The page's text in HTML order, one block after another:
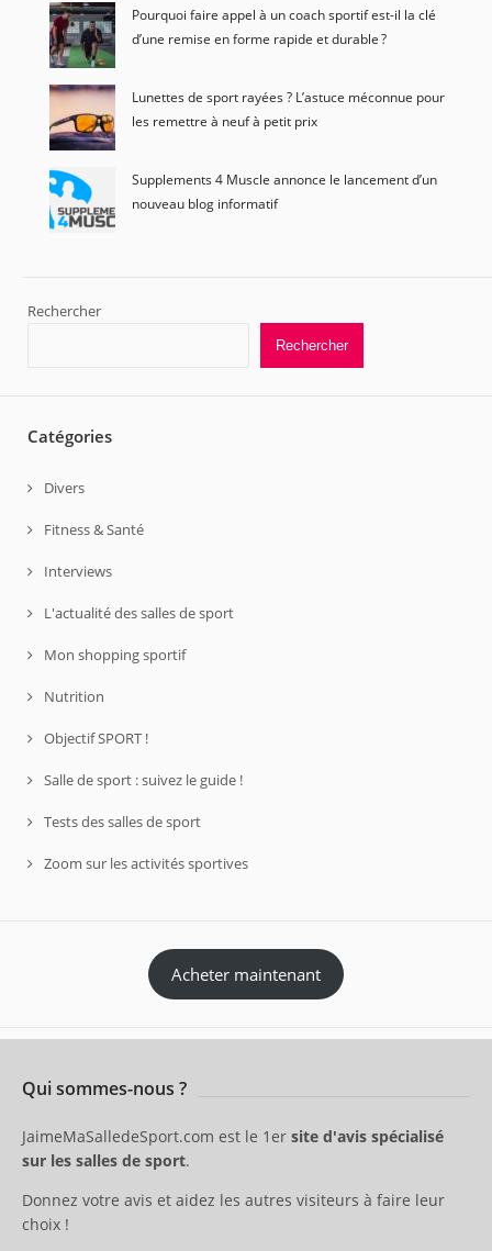
Pourquoi faire appel à un coach sportif est-il la clé
d’une remise en forme rapide et durable ?
Lunettes de sport rayées ? L’astuce méconnue pour
les remettre à neuf à petit prix
Supplements 4 Muscle annonce le lancement d’un
nouveau blog informatif
Rechercher
Rechercher
Catégories
Divers
Fitness & Santé
Interviews
L'actualité des salles de sport
Mon shopping sportif
Nutrition
Objectif SPORT !
Salle de sport : suivez le guide !
Tests des salles de sport
Zoom sur les activités sportives
Acheter maintenant
Qui sommes-nous ?
JaimeMaSalledeSport.com est le 1er site d'avis spécialisé
sur les salles de sport.
Donnez votre avis et aidez les autres visiteurs à faire leur
choix !